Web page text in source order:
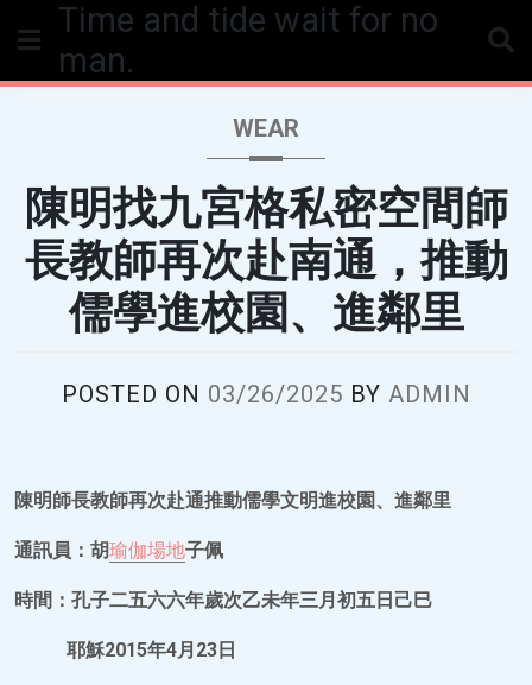
Time and tide wait for no
man.
WEAR
陳明找九宮格私密空間師
長教師再次赴南通，推動
儒學進校園、進鄰里
POSTED ON 03/26/2025 BY ADMIN
陳明師長教師再次赴通推動儒學文明進校園、進鄰里
通訊員：胡瑜伽場地子佩
時間：孔子二五六六年歲次乙未年三月初五日己巳
耶穌2015年4月23日